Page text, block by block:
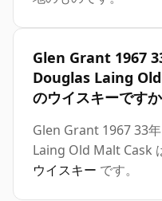
Glen Grant 1967
Douglas Laing
のウイスキーです
Glen Grant 1967 33
Laing Old Malt Cask
ウイスキー です。